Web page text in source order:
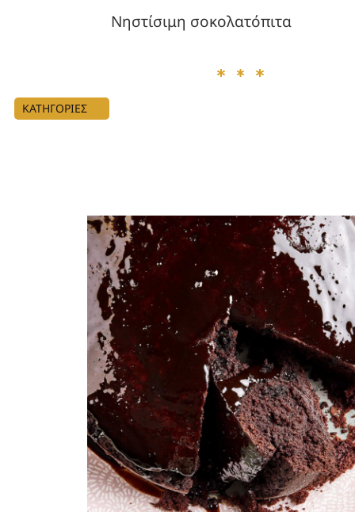
ΚΑΤΗΓΟΡΙΕΣ
Νηστίσιμη σοκολατόπιτα